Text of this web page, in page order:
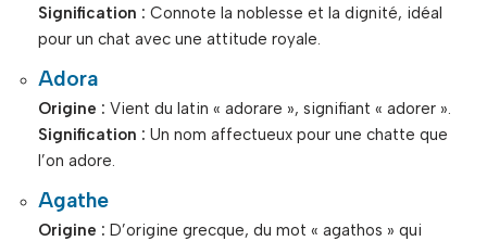
Signification : Connote la noblesse et la dignité, idéal
pour un chat avec une attitude royale.
Adora
Origine : Vient du latin « adorare », signifiant « adorer ».
Signification : Un nom affectueux pour une chatte que
l’on adore.
Agathe
Origine : D’origine grecque, du mot « agathos » qui